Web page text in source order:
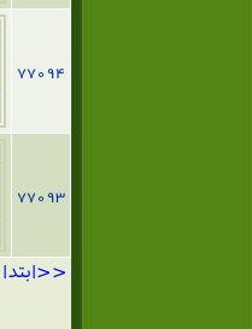
77094
77093
<<ابتدا